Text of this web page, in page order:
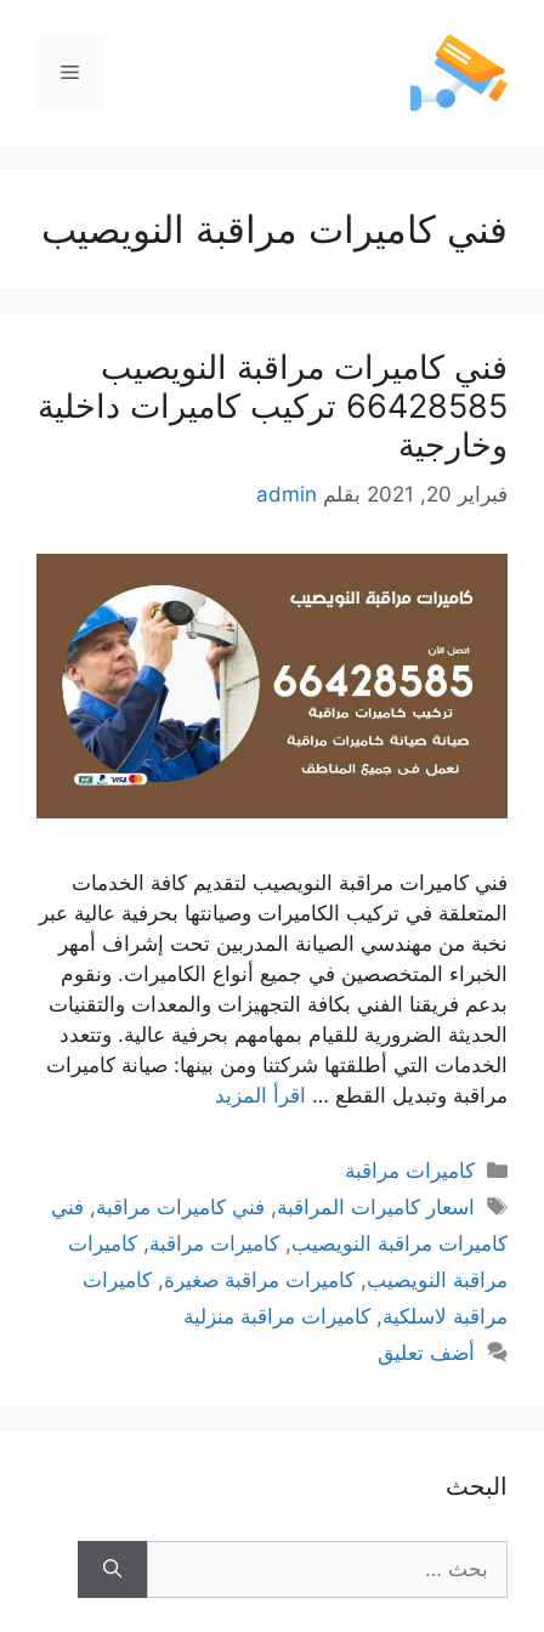
فني كاميرات مراقبة النويصيب
فني كاميرات مراقبة النويصيب
66428585 تركيب كاميرات داخلية
وخارجية
فبراير 20, 2021 بقلم admin
فني كاميرات مراقبة النويصيب لتقديم كافة الخدمات
المتعلقة في تركيب الكاميرات وصيانتها بحرفية عالية عبر
نخبة من مهندسي الصيانة المدربين تحت إشراف أمهر
الخبراء المتخصصين في جميع أنواع الكاميرات. ونقوم
بدعم فريقنا الفني بكافة التجهيزات والمعدات والتقنيات
الحديثة الضرورية للقيام بمهامهم بحرفية عالية. وتتعدد
الخدمات التي أطلقتها شركتنا ومن بينها: صيانة كاميرات
مراقبة وتبديل القطع … اقرأ المزيد
كاميرات مراقبة
اسعار كاميرات المراقبة, فني كاميرات مراقبة, فني
كاميرات مراقبة النويصيب, كاميرات مراقبة, كاميرات
مراقبة النويصيب, كاميرات مراقبة صغيرة, كاميرات
مراقبة لاسلكية, كاميرات مراقبة منزلية
أضف تعليق
البحث